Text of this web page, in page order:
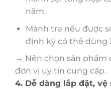
năm.
Mành tre nếu được
định kỳ có thể dùng
→ Nên chọn sản phẩm
đơn vị uy tín cung cấp.
4. Dễ dàng lắp đặt, vệ